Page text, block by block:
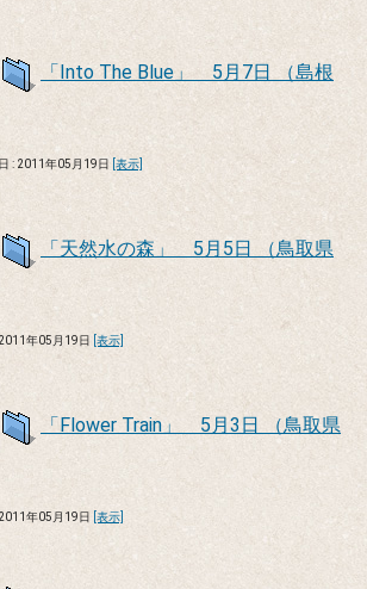
「Into The Blue」 5月7日 （島根
: 2011年05月19日 [表示]
「天然水の森」 5月5日 （鳥取県
年05月19日 [表示]
「Flower Train」 5月3日 （鳥取県
年05月19日 [表示]